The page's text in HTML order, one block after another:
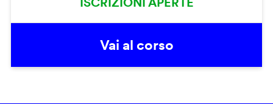
Vai al corso